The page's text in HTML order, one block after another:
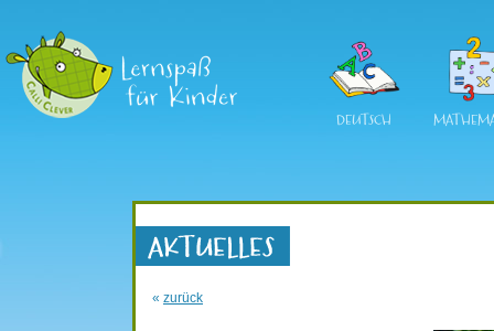
DEUTSCH
« zurück